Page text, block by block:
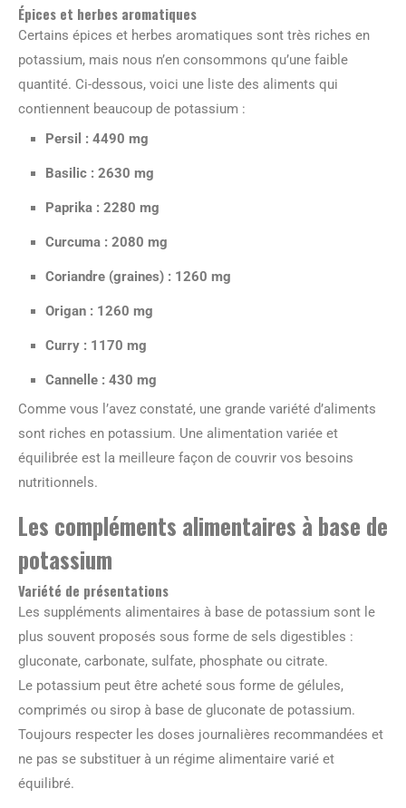
Épices et herbes aromatiques
Certains épices et herbes aromatiques sont très riches en
potassium, mais nous n’en consommons qu’une faible
quantité. Ci-dessous, voici une liste des aliments qui
contiennent beaucoup de potassium :
Persil : 4490 mg
Basilic : 2630 mg
Paprika : 2280 mg
Curcuma : 2080 mg
Coriandre (graines) : 1260 mg
Origan : 1260 mg
Curry : 1170 mg
Cannelle : 430 mg
Comme vous l’avez constaté, une grande variété d’aliments
sont riches en potassium. Une alimentation variée et
équilibrée est la meilleure façon de couvrir vos besoins
nutritionnels.
Les compléments alimentaires à base de
potassium
Variété de présentations
Les suppléments alimentaires à base de potassium sont le
plus souvent proposés sous forme de sels digestibles :
gluconate, carbonate, sulfate, phosphate ou citrate.
Le potassium peut être acheté sous forme de gélules,
comprimés ou sirop à base de gluconate de potassium.
Toujours respecter les doses journalières recommandées et
ne pas se substituer à un régime alimentaire varié et
équilibré.